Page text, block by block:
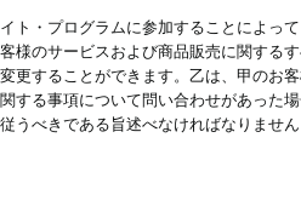
ト・プログラムに参加することによっ
様のサービスおよび商品販売に関する
更することができます。乙は、甲のお
する事項について問い合わせがあった
うべきである旨述べなければなりませ